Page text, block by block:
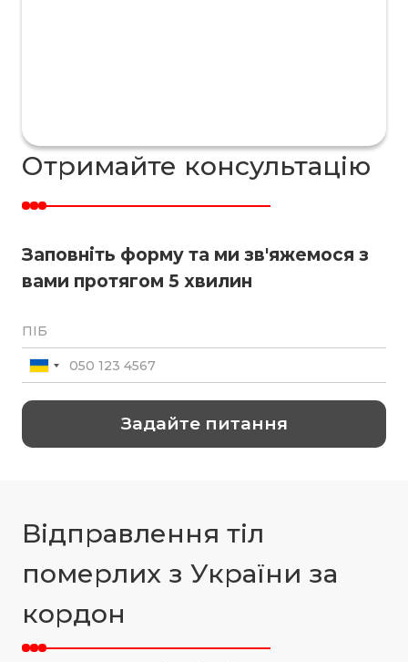
Отримайте консультацію
Заповніть форму та ми зв'яжемося з
вами протягом 5 хвилин
Відправлення тіл
померлих з України за
кордон